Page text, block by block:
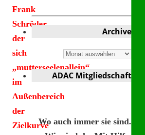
Frank
Schröder,
der
sich
„mutterseelenallein“
im
Außenbereich
der
Zielkurve
Archive
Archive
ADAC Mitgliedschaft
Wo auch immer sie sind.